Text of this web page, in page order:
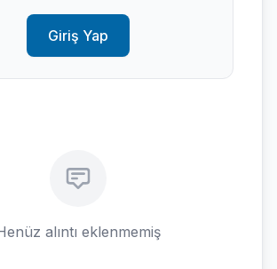
Giriş Yap
alıntı eklenmemiş